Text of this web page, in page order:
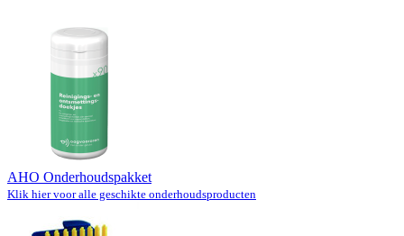
AHO Onderhoudspakket
Klik hier voor alle geschikte onderhoudsproducten